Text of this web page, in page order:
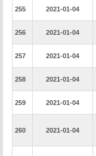
255 2021-01-04
256 2021-01-04
257 2021-01-04
258 2021-01-04
259 2021-01-04
260 2021-01-04